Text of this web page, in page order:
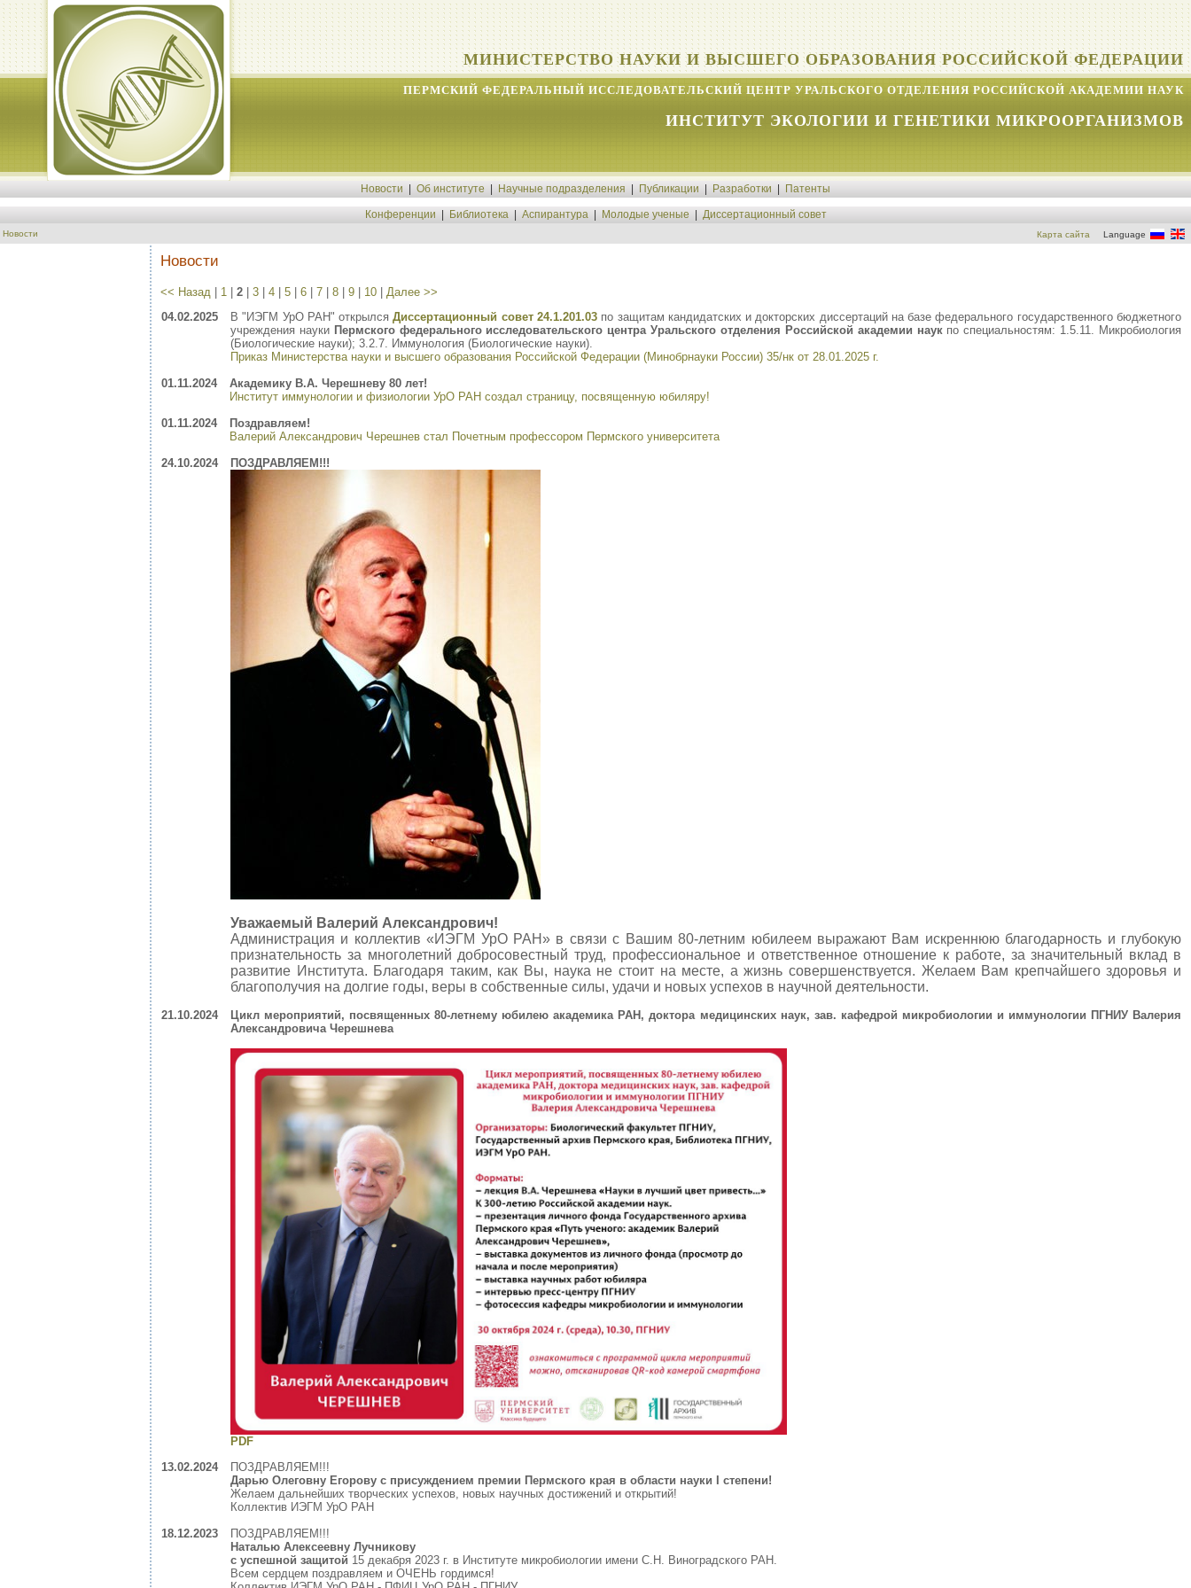
МИНИСТЕРСТВО НАУКИ И ВЫСШЕГО ОБРАЗОВАНИЯ РОССИЙСКОЙ ФЕДЕРАЦИИ
ПЕРМСКИЙ ФЕДЕРАЛЬНЫЙ ИССЛЕДОВАТЕЛЬСКИЙ ЦЕНТР УРАЛЬСКОГО ОТДЕЛЕНИЯ РОССИЙСКОЙ АКАДЕМИИ НАУК
ИНСТИТУТ ЭКОЛОГИИ И ГЕНЕТИКИ МИКРООРГАНИЗМОВ
Новости Об институте Научные подразделения Публикации Разработки Патенты
Конференции Библиотека Аспирантура Молодые ученые Диссертационный совет
Новости Карта сайта Language
Новости
<< Назад | 1 | 2 | 3 | 4 | 5 | 6 | 7 | 8 | 9 | 10 | Далее >>
04.02.2025
В "ИЭГМ УрО РАН" открылсяДиссертационный совет 24.1.201.03по защитам кандидатских и докторских диссертаций на базе федерального государственного бюджетного
учреждения науки Пермского федерального исследовательского центра Уральского отделения Российской академии наукпо специальностям: 1.5.11. Микробиология
(Биологические науки); 3.2.7. Иммунология (Биологические науки).
Приказ Министерства науки и высшего образования Российской Федерации (Минобрнауки России) 35/нк от 28.01.2025 г.
01.11.2024
Академику В.А. Черешневу 80 лет!
Институт иммунологии и физиологии УрО РАН создал страницу, посвященную юбиляру!
01.11.2024
Поздравляем!
Валерий Александрович Черешнев стал Почетным профессором Пермского университета
24.10.2024
ПОЗДРАВЛЯЕМ!!!
Уважаемый Валерий Александрович!
Администрация и коллектив «ИЭГМ УрО РАН» в связи с Вашим 80-летним юбилеем выражают Вам искреннюю благодарность и глубокую
признательность за многолетний добросовестный труд, профессиональное и ответственное отношение к работе, за значительный вклад в
развитие Института. Благодаря таким, как Вы, наука не стоит на месте, а жизнь совершенствуется. Желаем Вам крепчайшего здоровья и
благополучия на долгие годы, веры в собственные силы, удачи и новых успехов в научной деятельности.
21.10.2024
Цикл мероприятий, посвященных 80-летнему юбилею академика РАН, доктора медицинских наук, зав. кафедрой микробиологии и иммунологии ПГНИУ Валерия
Александровича Черешнева
PDF
13.02.2024
ПОЗДРАВЛЯЕМ!!!
Дарью Олеговну Егорову с присуждением премии Пермского края в области науки I степени!
Желаем дальнейших творческих успехов, новых научных достижений и открытий!
Коллектив ИЭГМ УрО РАН
18.12.2023
ПОЗДРАВЛЯЕМ!!!
Наталью Алексеевну Лучникову
с успешной защитой 15 декабря 2023 г. в Институте микробиологии имени С.Н. Виноградского РАН.
Всем сердцем поздравляем и ОЧЕНЬ гордимся!